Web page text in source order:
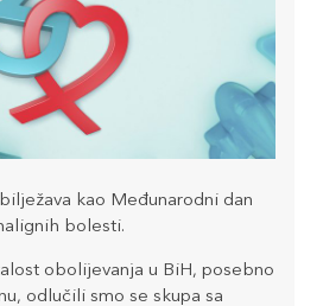
kao Međunarodni dan
bolesti.
obolijevanja u BiH, posebno
odlučili smo se skupa sa